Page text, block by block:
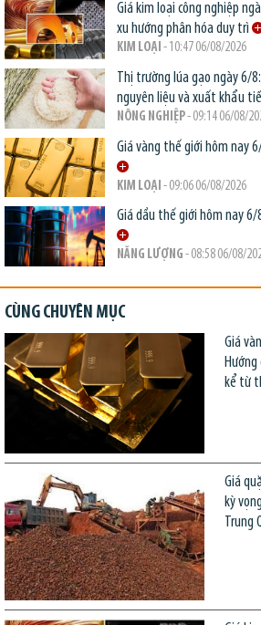
Giá kim loại công nghiệp
xu hướng phân hóa duy trì
KIM LOẠI - 10:47 06/08/2026
Thị trường lúa gạo ngày 6/
nguyên liệu và xuất khẩu
NÔNG NGHIỆP- 09:14 06/08/
Giá vàng thế giới hôm nay
KIM LOẠI - 09:06 06/08/2026
Giá dầu thế giới hôm nay 6/
NĂNG LƯỢNG - 08:58 06/08/
CÙNG CHUYÊN MỤC
Giá
kể từ
Giá
kỳ
Trung